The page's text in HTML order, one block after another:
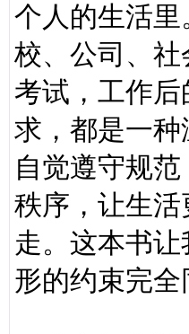
个人的生活
校、公司、
考试，工作
求，都是一
自觉遵守规
秩序，让生
走。这本书
形的约束完